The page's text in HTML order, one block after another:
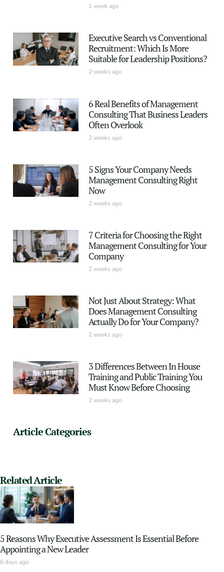
1 week ago
Executive Search vs Conventional
Recruitment: Which Is More
Suitable for Leadership Positions?
2 weeks ago
6 Real Benefits of Management
Consulting That Business Leaders
Often Overlook
2 weeks ago
5 Signs Your Company Needs
Management Consulting Right
Now
2 weeks ago
7 Criteria for Choosing the Right
Management Consulting for Your
Company
2 weeks ago
Not Just About Strategy: What
Does Management Consulting
Actually Do for Your Company?
2 weeks ago
3 Differences Between In House
Training and Public Training You
Must Know Before Choosing
2 weeks ago
Article Categories
Related Article
5 Reasons Why Executive Assessment Is Essential Before
Appointing a New Leader
6 days ago